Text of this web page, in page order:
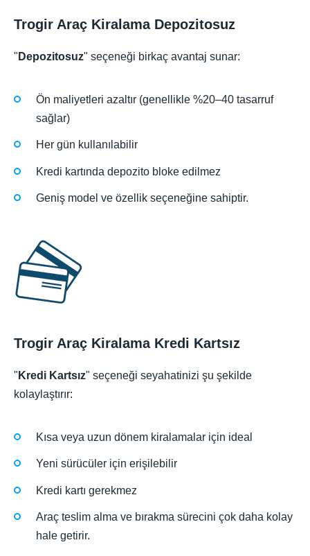
Trogir Araç Kiralama Depozitosuz
" Depozitosuz" seçeneği birkaç avantaj sunar:
Ön maliyetleri azaltır (genellikle %20–40 tasarruf
sağlar)
Her gün kullanılabilir
Kredi kartında depozito bloke edilmez
Geniş model ve özellik seçeneğine sahiptir.
Trogir Araç Kiralama Kredi Kartsız
" Kredi Kartsız" seçeneği seyahatinizi şu şekilde
kolaylaştırır:
Kısa veya uzun dönem kiralamalar için ideal
Yeni sürücüler için erişilebilir
Kredi kartı gerekmez
Araç teslim alma ve bırakma sürecini çok daha kolay
hale getirir.